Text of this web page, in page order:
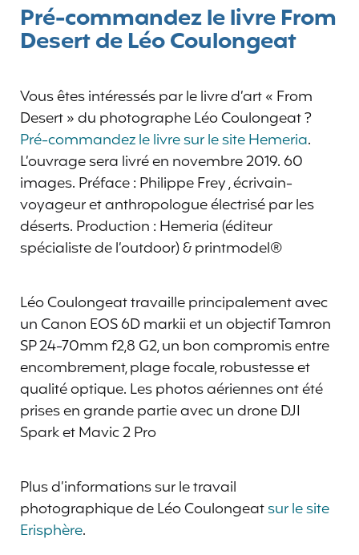
Pré-commandez le livre From
Desert de Léo Coulongeat
Vous êtes intéressés par le livre d’art « From
Desert » du photographe Léo Coulongeat ?
Pré-commandez le livre sur le site Hemeria.
L’ouvrage sera livré en novembre 2019. 60
images. Préface : Philippe Frey , écrivain-
voyageur et anthropologue électrisé par les
déserts. Production : Hemeria (éditeur
spécialiste de l’outdoor) & printmodel®
Léo Coulongeat travaille principalement avec
un Canon EOS 6D markii et un objectif Tamron
SP 24-70mm f2,8 G2, un bon compromis entre
encombrement, plage focale, robustesse et
qualité optique. Les photos aériennes ont été
prises en grande partie avec un drone DJI
Spark et Mavic 2 Pro
Plus d’informations sur le travail
photographique de Léo Coulongeatsur le site
Erisphère.